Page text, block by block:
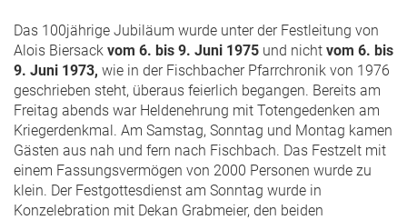
Das 100jährige Jubiläum wurde unter der Festleitung von
Alois Biersack vom 6. bis 9. Juni 1975 und nicht vom 6. bis
9. Juni 1973, wie in der Fischbacher Pfarrchronik von 1976
geschrieben steht, überaus feierlich begangen. Bereits am
Freitag abends war Heldenehrung mit Totengedenken am
Kriegerdenkmal. Am Samstag, Sonntag und Montag kamen
Gästen aus nah und fern nach Fischbach. Das Festzelt mit
einem Fassungsvermögen von 2000 Personen wurde zu
klein. Der Festgottesdienst am Sonntag wurde in
Konzelebration mit Dekan Grabmeier, den beiden